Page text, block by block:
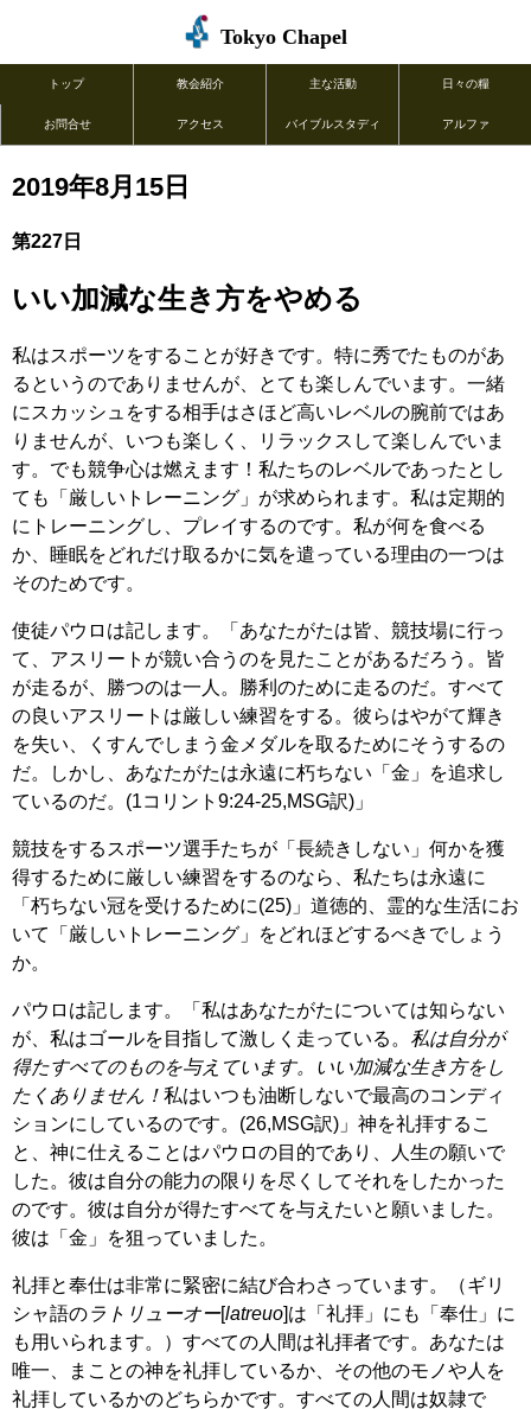
Tokyo Chapel
トップ 教会紹介 主な活動 日々の糧
お問合せ アクセス バイブルスタディ アルファ
2019年8月15日
第227日
いい加減な生き方をやめる
私はスポーツをすることが好きです。特に秀でたものがあ
るというのでありませんが、とても楽しんでいます。一緒
にスカッシュをする相手はさほど高いレベルの腕前ではあ
りませんが、いつも楽しく、リラックスして楽しんでいま
す。でも競争心は燃えます！私たちのレベルであったとし
ても「厳しいトレーニング」が求められます。私は定期的
にトレーニングし、プレイするのです。私が何を食べる
か、睡眠をどれだけ取るかに気を遣っている理由の一つは
そのためです。
使徒パウロは記します。「あなたがたは皆、競技場に行っ
て、アスリートが競い合うのを見たことがあるだろう。皆
が走るが、勝つのは一人。勝利のために走るのだ。すべて
の良いアスリートは厳しい練習をする。彼らはやがて輝き
を失い、くすんでしまう金メダルを取るためにそうするの
だ。しかし、あなたがたは永遠に朽ちない「金」を追求し
ているのだ。(1コリント9:24-25,MSG訳)」
競技をするスポーツ選手たちが「長続きしない」何かを獲
得するために厳しい練習をするのなら、私たちは永遠に
「朽ちない冠を受けるために(25)」道徳的、霊的な生活にお
いて「厳しいトレーニング」をどれほどするべきでしょう
か。
パウロは記します。「私はあなたがたについては知らない
が、私はゴールを目指して激しく走っている。 私は自分が
得たすべてのものを与えています。いい加減な生き方をし
たくありません！ 私はいつも油断しないで最高のコンディ
ションにしているのです。(26,MSG訳)」神を礼拝するこ
と、神に仕えることはパウロの目的であり、人生の願いで
した。彼は自分の能力の限りを尽くしてそれをしたかった
のです。彼は自分が得たすべてを与えたいと願いました。
彼は「金」を狙っていました。
礼拝と奉仕は非常に緊密に結び合わさっています。（ギリ
シャ語のラトリューオー[latreuo]は「礼拝」にも「奉仕」に
も用いられます。）すべての人間は礼拝者です。あなたは
唯一、まことの神を礼拝しているか、その他のモノや人を
礼拝しているかのどちらかです。すべての人間は奴隷で